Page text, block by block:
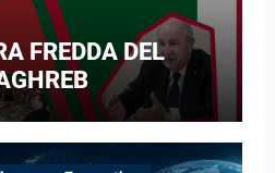
FREDDA DEL